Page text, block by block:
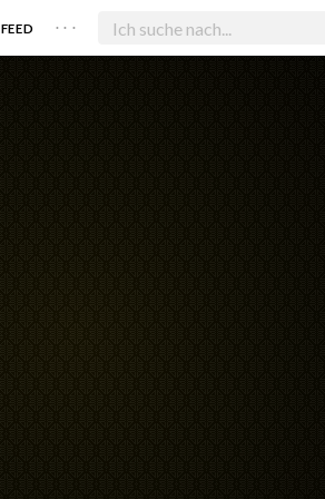
FEED . . .